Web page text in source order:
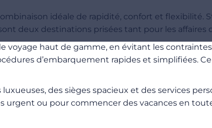
idéale de rapidité, confort et flexibilité.
deux destinations prisées tant pour les affaires
voyage haut de gamme, en évitant les
d’embarquement rapides et simplifiées.
des sièges spacieux et des services
urgent ou pour commencer des vacances en